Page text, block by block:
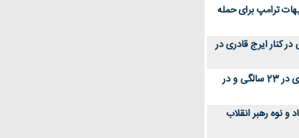
ترامپ برای حمله
کنار ایرج قادری در
عکس؛ سفر در زمان؛ آتنه فقیه نصیری در 23 سالگی و در
نوه رهبر انقلاب